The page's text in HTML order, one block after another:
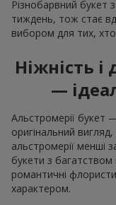
Різнобарвний букет
тиждень, тож стає
вибором для тих, хто
Ніжність і
—
Альстромерії букет
оригінальний вигляд,
альстромерії менші
букети з
романтичні
характером.